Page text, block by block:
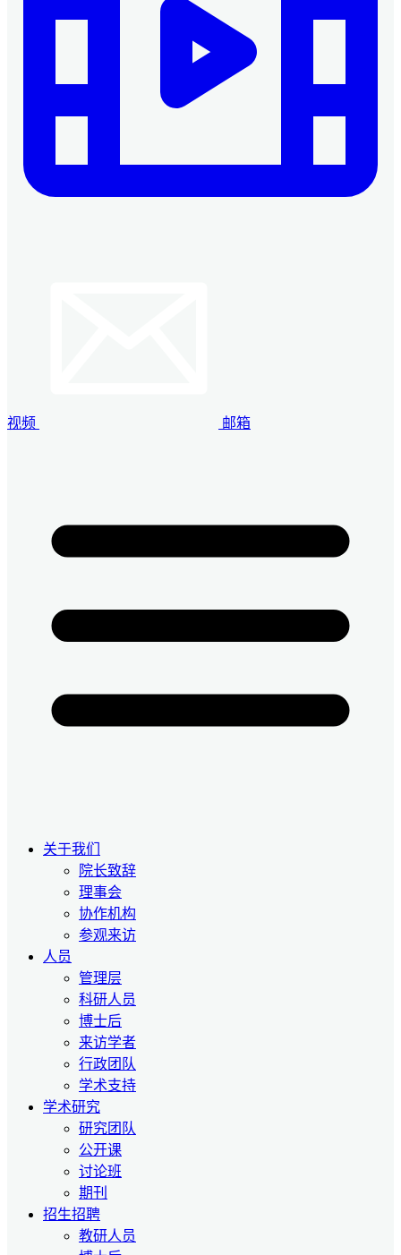
视频 邮箱
关于我们
院长致辞
理事会
协作机构
参观来访
人员
管理层
科研人员
博士后
来访学者
行政团队
学术支持
学术研究
研究团队
公开课
讨论班
期刊
招生招聘
教研人员